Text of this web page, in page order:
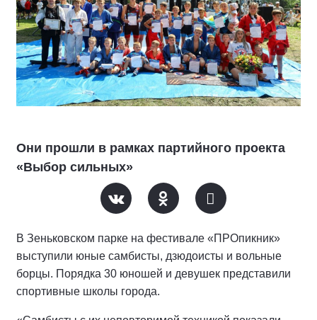
Они прошли в рамках партийного проекта
«Выбор сильных»
В Зеньковском парке на фестивале «ПРОпикник»
выступили юные самбисты, дзюдоисты и вольные
борцы. Порядка 30 юношей и девушек представили
спортивные школы города.